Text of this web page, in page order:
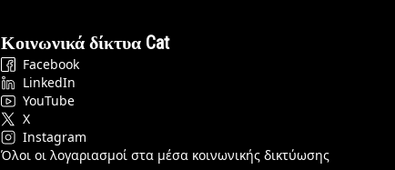
Κοινωνικά δίκτυα Cat
Facebook
LinkedIn
YouTube
X
Instagram
Όλοι οι λογαριασμοί στα μέσα κοινωνικής δικτύωσης